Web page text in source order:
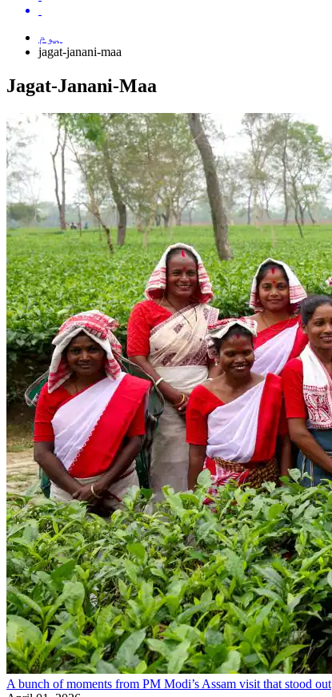
ہوم
jagat-janani-maa
Jagat-Janani-Maa
A bunch of moments from PM Modi’s Assam visit that stood out